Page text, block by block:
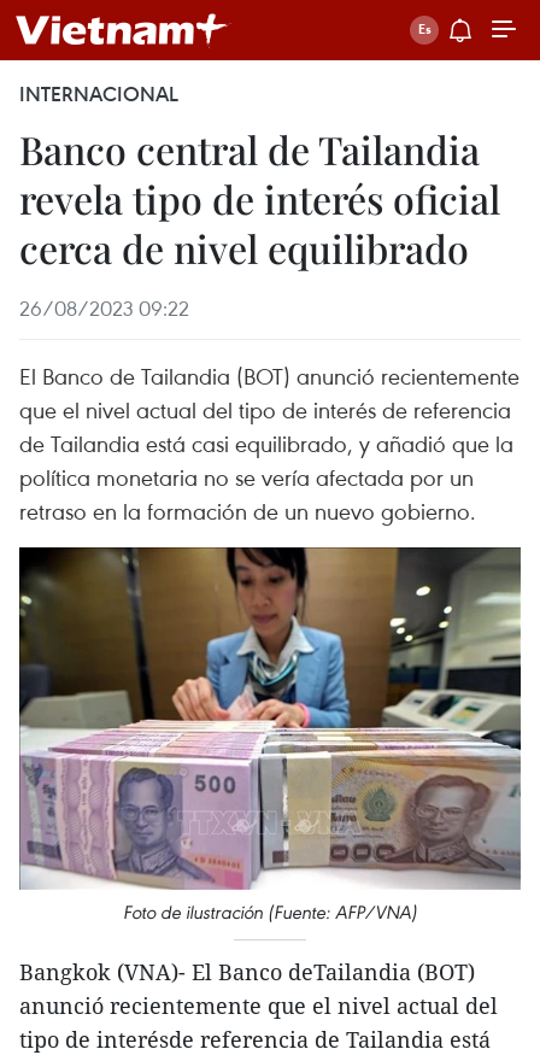
INTERNACIONAL
Banco central de Tailandia
revela tipo de interés oficial
cerca de nivel equilibrado
26/08/2023 09:22
El Banco de Tailandia (BOT) anunció recientemente
que el nivel actual del tipo de interés de referencia
de Tailandia está casi equilibrado, y añadió que la
política monetaria no se vería afectada por un
retraso en la formación de un nuevo gobierno.
Foto de ilustración (Fuente: AFP/VNA)
Bangkok (VNA)- El Banco deTailandia (BOT)
anunció recientemente que el nivel actual del
tipo de interésde referencia de Tailandia está